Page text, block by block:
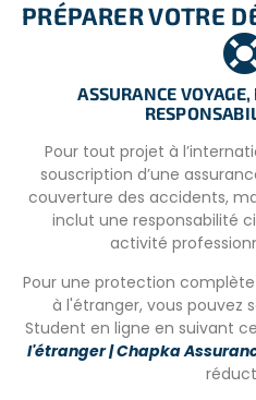
fonction des projets
au moment de votre arrivée.
Les hébergements typiques
volontaires ou des
apporter un sac de
chambres et les salles de bain.
Chaque lieu offre une
équipements comprenant
installations pour cuisiner.
LES REPAS
Tous les repas sont inclus
ends. Les volontaires sont
PRÉPARER VOTRE
ASSURANCE
Pour tout projet à
souscription d’une
couverture des accidents,
inclut une responsabilité
activité
Pour une protection
à l'étranger, vous pouvez
Student en ligne en suivant
l'étranger | Chapka